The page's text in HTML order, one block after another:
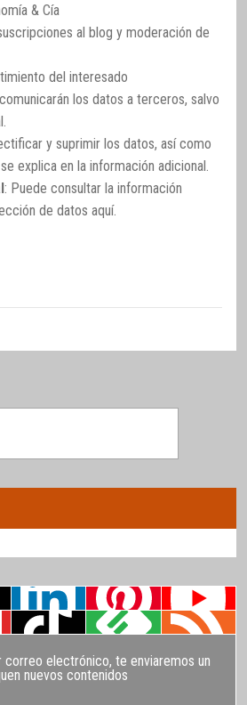
& Cía
al blog y moderación de
del interesado
los datos a terceros, salvo
y suprimir los datos, así como
explica en la información adicional.
: Puede consultar la información
de datos aquí.
electrónico, te enviaremos un
nuevos contenidos